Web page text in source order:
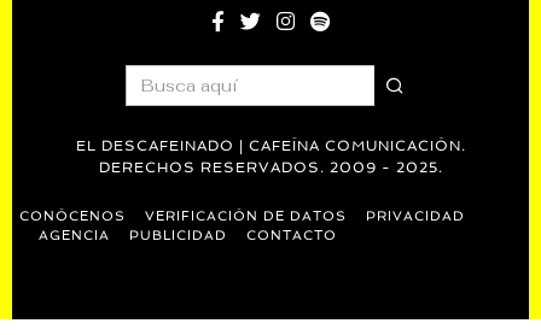
EL DESCAFEINADO | CAFEÍNA COMUNICACIÓN.
DERECHOS RESERVADOS. 2009 - 2025.
CONÓCENOS VERIFICACIÓN DE DATOS
PRIVACIDAD
AGENCIA
PUBLICIDAD CONTACTO